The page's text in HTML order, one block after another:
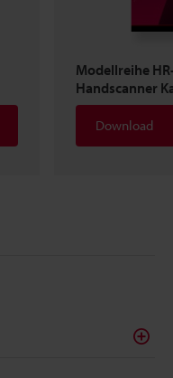
Modellreihe
Handscanner
Download